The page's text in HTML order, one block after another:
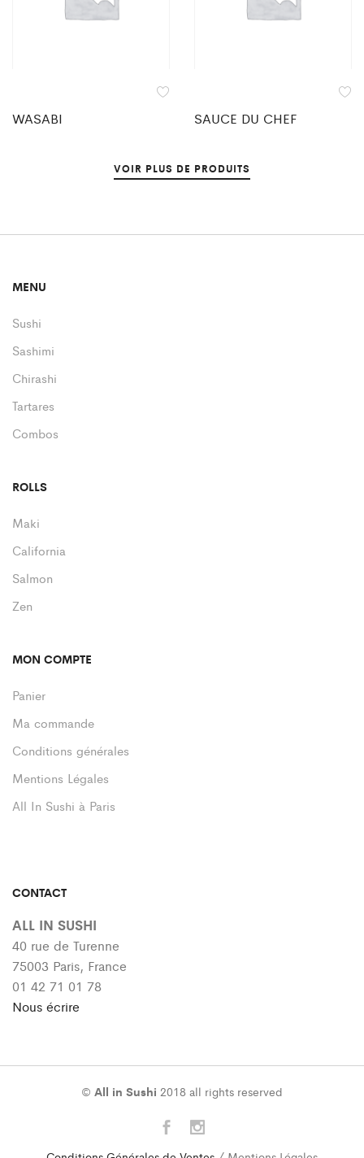
WASABI SAUCE DU CHEF
VOIR PLUS DE PRODUITS
MENU
Sushi
Sashimi
Chirashi
Tartares
Combos
ROLLS
Maki
California
Salmon
Zen
MON COMPTE
Panier
Ma commande
Conditions générales
Mentions Légales
All In Sushi à Paris
CONTACT
ALL IN SUSHI
40 rue de Turenne
75003 Paris, France
01 42 71 01 78
Nous écrire
© All in Sushi 2018 all rights reserved